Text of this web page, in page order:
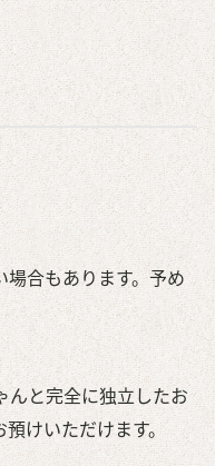
合もあります。予め
んと完全に独立したお
けいただけます。